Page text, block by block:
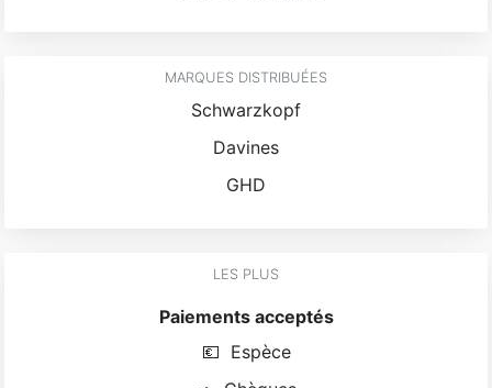
MARQUES DISTRIBUÉES
Schwarzkopf
Davines
GHD
LES PLUS
Paiements acceptés
💶 Espèce